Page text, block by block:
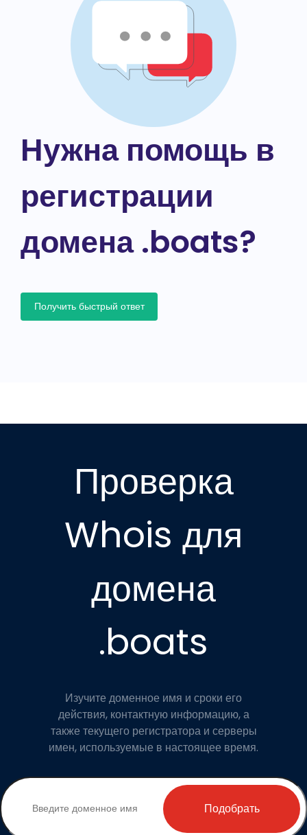
Нужна помощь в
регистрации
домена .boats?
Получить быстрый ответ
Проверка
Whois для
домена
.boats
Изучите доменное имя и сроки его
действия, контактную информацию, а
также текущего регистратора и серверы
имен, используемые в настоящее время.
Подобрать